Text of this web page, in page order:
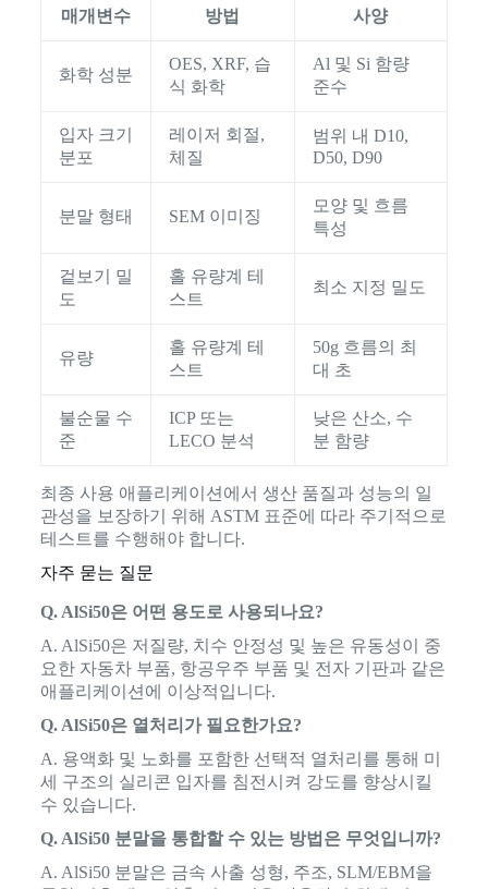
매개변수 방법 사양
화학 성분
OES, XRF, 습
식 화학
Al 및 Si 함량
준수
입자 크기
분포
레이저 회절,
체질
범위 내 D10,
D50, D90
분말 형태 SEM 이미징
모양 및 흐름
특성
겉보기 밀
도
홀 유량계 테
스트
최소 지정 밀도
유량
홀 유량계 테
스트
50g 흐름의 최
대 초
불순물 수
준
ICP 또는
LECO 분석
낮은 산소, 수
분 함량
최종 사용 애플리케이션에서 생산 품질과 성능의 일
관성을 보장하기 위해 ASTM 표준에 따라 주기적으로
테스트를 수행해야 합니다.
자주 묻는 질문
Q. AlSi50은 어떤 용도로 사용되나요?
A. AlSi50은 저질량, 치수 안정성 및 높은 유동성이 중
요한 자동차 부품, 항공우주 부품 및 전자 기판과 같은
애플리케이션에 이상적입니다.
Q. AlSi50은 열처리가 필요한가요?
A. 용액화 및 노화를 포함한 선택적 열처리를 통해 미
세 구조의 실리콘 입자를 침전시켜 강도를 향상시킬
수 있습니다.
Q. AlSi50 분말을 통합할 수 있는 방법은 무엇입니까?
A. AlSi50 분말은 금속 사출 성형, 주조, SLM/EBM을